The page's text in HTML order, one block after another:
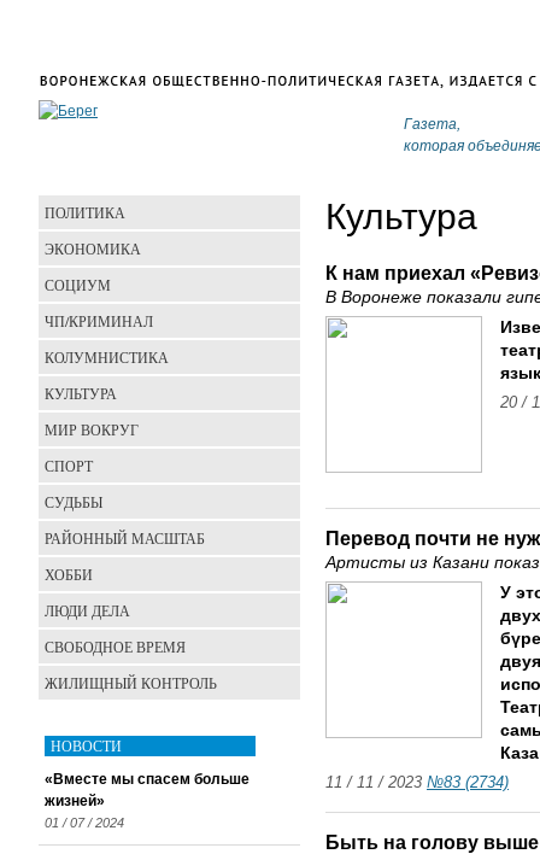
Газета,
которая
Культура
К нам приехал
В Воронеже показали
20 /
Перевод почти не
Артисты из Казани
У
11 / 11 / 2023 №83 (2734)
Быть на голову выше
ПОЛИТИКА
ЭКОНОМИКА
СОЦИУМ
ЧП/КРИМИНАЛ
КОЛУМНИСТИКА
КУЛЬТУРА
МИР ВОКРУГ
СПОРТ
СУДЬБЫ
РАЙОННЫЙ МАСШТАБ
ХОББИ
ЛЮДИ ДЕЛА
СВОБОДНОЕ ВРЕМЯ
ЖИЛИЩНЫЙ КОНТРОЛЬ
НОВОСТИ
«Вместе мы спасем больше
жизней»
01 / 07 / 2024